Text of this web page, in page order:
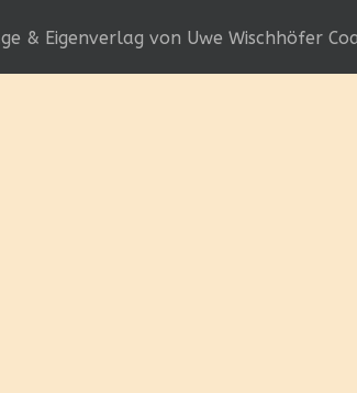
& Eigenverlag von Uwe Wischhöfer